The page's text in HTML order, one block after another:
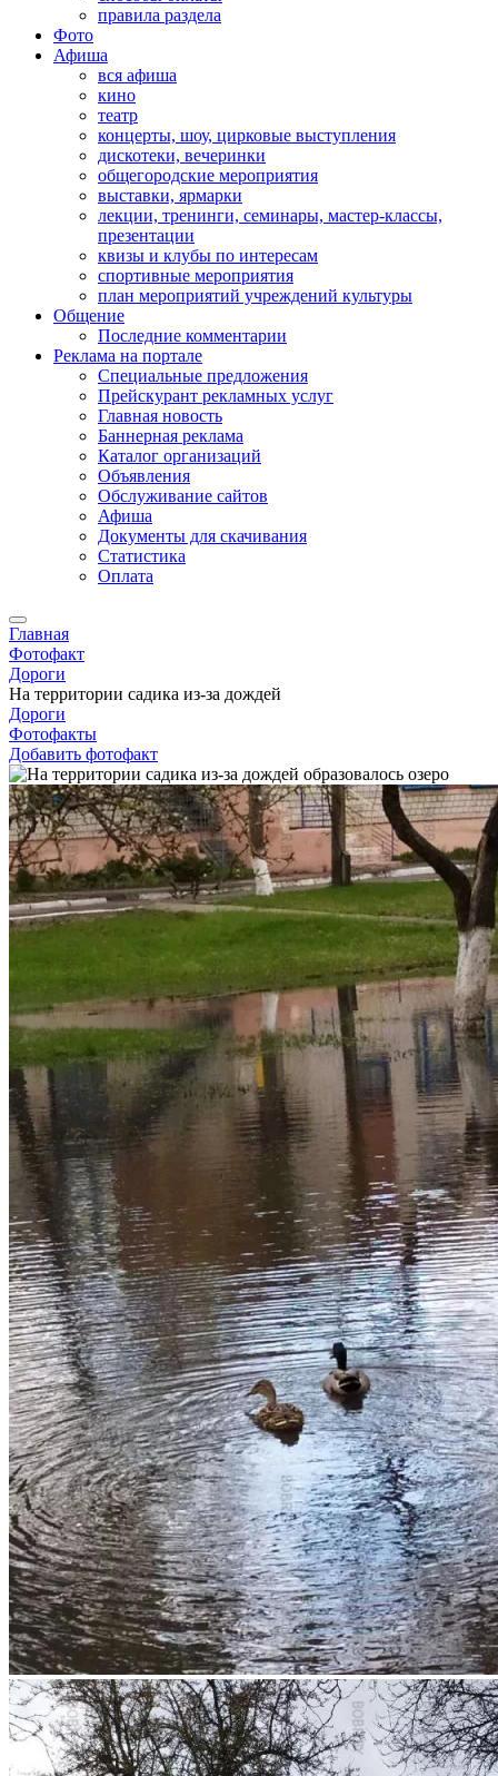
правила раздела
Фото
Афиша
вся афиша
кино
театр
концерты, шоу, цирковые выступления
дискотеки, вечеринки
общегородские мероприятия
выставки, ярмарки
лекции, тренинги, семинары, мастер-классы,
презентации
квизы и клубы по интересам
спортивные мероприятия
план мероприятий учреждений культуры
Общение
Последние комментарии
Реклама на портале
Специальные предложения
Прейскурант рекламных услуг
Главная новость
Баннерная реклама
Каталог организаций
Объявления
Обслуживание сайтов
Афиша
Документы для скачивания
Статистика
Оплата
Главная
Фотофакт
Дороги
На территории садика из-за дождей
Дороги
Фотофакты
Добавить фотофакт